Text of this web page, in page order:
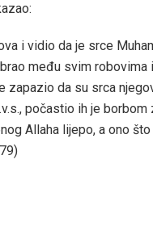
i vidio da je srce
među svim
da su srca
počastio ih je
Allaha lijepo, a ono